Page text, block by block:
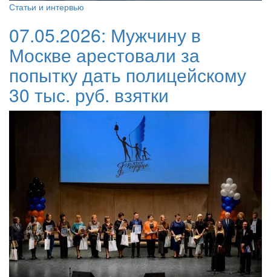
Статьи и интервью
07.05.2026: Мужчину в
Москве арестовали за
попытку дать полицейскому
30 тыс. руб. взятки